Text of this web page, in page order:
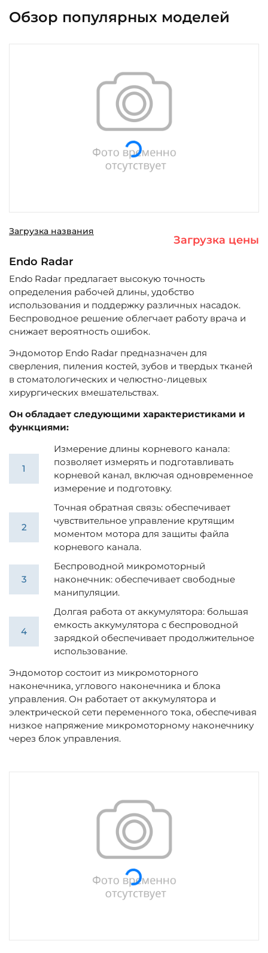
Обзор популярных моделей
Загрузка названия
Загрузка цены
Загрузка...
Endo Radar
Endo Radar предлагает высокую точность
определения рабочей длины, удобство
использования и поддержку различных насадок.
Беспроводное решение облегчает работу врача и
снижает вероятность ошибок.
Эндомотор Endo Radar предназначен для
сверления, пиления костей, зубов и твердых тканей
в стоматологических и челюстно-лицевых
хирургических вмешательствах.
Он обладает следующими характеристиками и
функциями:
Измерение длины корневого канала:
позволяет измерять и подготавливать
корневой канал, включая одновременное
измерение и подготовку.
Точная обратная связь: обеспечивает
чувствительное управление крутящим
моментом мотора для защиты файла
корневого канала.
Беспроводной микромоторный
наконечник: обеспечивает свободные
манипуляции.
Долгая работа от аккумулятора: большая
емкость аккумулятора с беспроводной
зарядкой обеспечивает продолжительное
использование.
Эндомотор состоит из микромоторного
наконечника, углового наконечника и блока
управления. Он работает от аккумулятора и
электрической сети переменного тока, обеспечивая
низкое напряжение микромоторному наконечнику
через блок управления.
Загрузка...